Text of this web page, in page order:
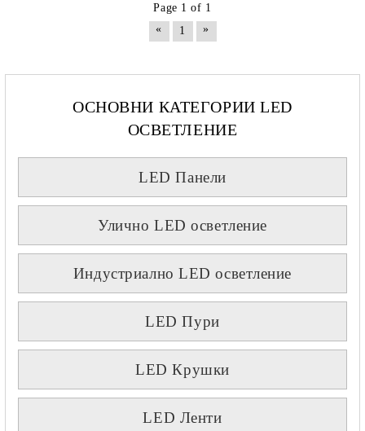
Page 1 of 1
«
1 »
ОСНОВНИ КАТЕГОРИИ LED
ОСВЕТЛЕНИЕ
LED Панели
Улично LED осветление
Индустриално LED осветление
LED Пури
LED Крушки
LED Ленти